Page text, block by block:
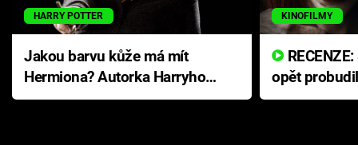
HARRY POTTER
Jakou barvu kůže má mít
Hermiona? Autorka Harryho
Pottera přišla s ráznou
KINOFILMY
opět
přichází s